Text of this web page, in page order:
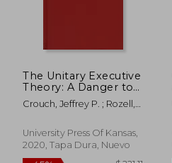
dcto. $ 17.00
The Unitary Executive
Theory: A Danger to
Constitutional
Government (en
Crouch, Jeffrey P. ; Rozell,
Mitchel A.
University Press Of Kansas,
2020, Tapa Dura, Nuevo